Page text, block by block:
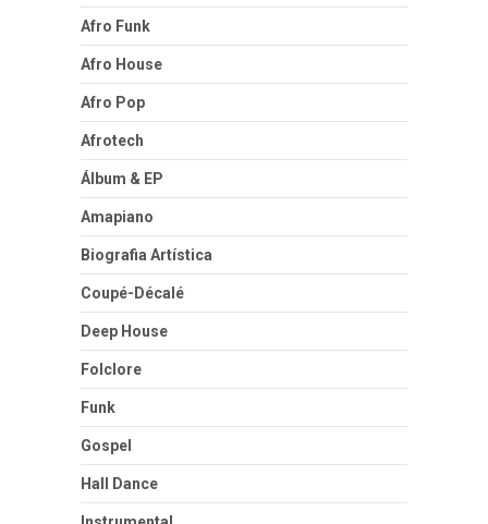
Afro Funk
Afro House
Afro Pop
Afrotech
Álbum & EP
Amapiano
Biografia Artística
Coupé-Décalé
Deep House
Folclore
Funk
Gospel
Hall Dance